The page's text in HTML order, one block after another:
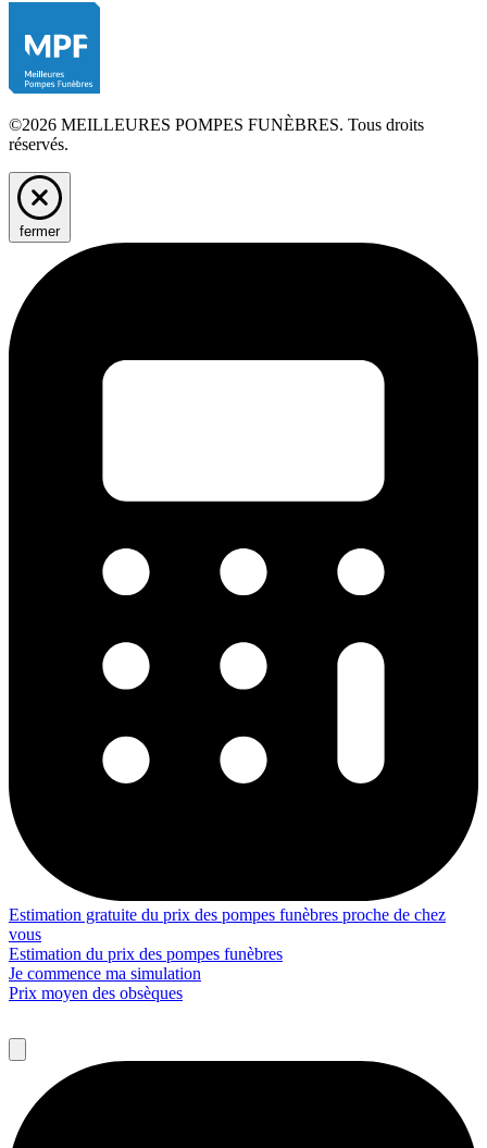
©2026 MEILLEURES POMPES FUNÈBRES. Tous droits
réservés.
fermer
Estimation gratuite du prix des pompes funèbres proche de chez
vous
Estimation du prix des pompes funèbres
Je commence ma simulation
Prix moyen des obsèques